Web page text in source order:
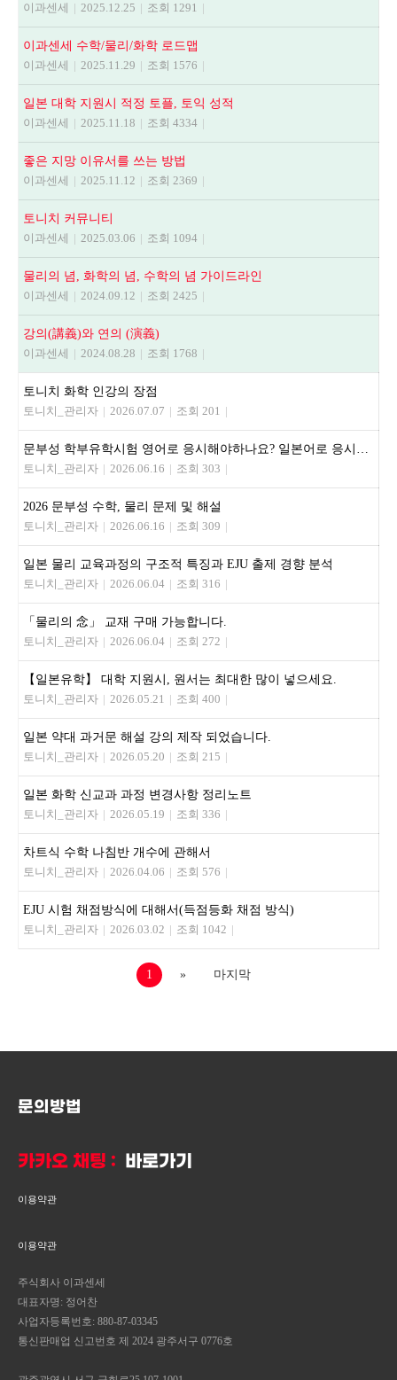
이과센세
| 2025.12.25 | 조회 1291 |
이과센세 수학/물리/화학 로드맵
이과센세
| 2025.11.29 | 조회 1576 |
일본 대학 지원시 적정 토플, 토익 성적
이과센세
| 2025.11.18 | 조회 4334 |
좋은 지망 이유서를 쓰는 방법
이과센세
| 2025.11.12 | 조회 2369 |
토니치 커뮤니티
이과센세
| 2025.03.06 | 조회 1094 |
물리의 념, 화학의 념, 수학의 념 가이드라인
이과센세
| 2024.09.12 | 조회 2425 |
강의(講義)와 연의 (演義)
이과센세
| 2024.08.28 | 조회 1768 |
토니치 화학 인강의 장점
토니치_관리자 | 2026.07.07 | 조회 201 |
문부성 학부유학시험 영어로 응시해야하나요? 일본어로 응시해야하나요?
토니치_관리자 | 2026.06.16 | 조회 303 |
2026 문부성 수학, 물리 문제 및 해설
토니치_관리자 | 2026.06.16 | 조회 309 |
일본 물리 교육과정의 구조적 특징과 EJU 출제 경향 분석
토니치_관리자 | 2026.06.04 | 조회 316 |
「물리의 念」 교재 구매 가능합니다.
토니치_관리자 | 2026.06.04 | 조회 272 |
【일본유학】 대학 지원시, 원서는 최대한 많이 넣으세요.
토니치_관리자 | 2026.05.21 | 조회 400 |
일본 약대 과거문 해설 강의 제작 되었습니다.
토니치_관리자 | 2026.05.20 | 조회 215 |
일본 화학 신교과 과정 변경사항 정리노트
토니치_관리자 | 2026.05.19 | 조회 336 |
차트식 수학 나침반 개수에 관해서
토니치_관리자 | 2026.04.06 | 조회 576 |
EJU 시험 채점방식에 대해서(득점등화 채점 방식)
토니치_관리자 | 2026.03.02 | 조회 1042 |
1 » 마지막
문의방법
카카오 채팅 : 바로가기
이용약관
이용약관
주식회사 이과센세
대표자명: 정어찬
사업자등록번호: 880-87-03345
통신판매업 신고번호 제 2024 광주서구 0776호